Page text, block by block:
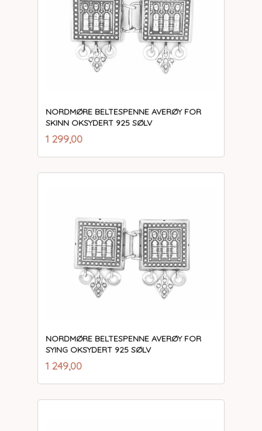
NORDMØRE BELTESPENNE AVERØY FOR
SKINN OKSYDERT 925 SØLV
Pris
1 299,00mva.
NORDMØRE BELTESPENNE AVERØY FOR
SYING OKSYDERT 925 SØLV
Pris
1 249,00mva.